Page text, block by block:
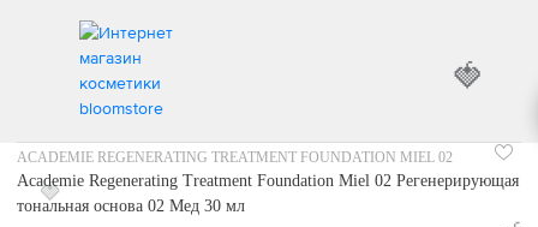
ACADEMIE REGENERATING TREATMENT FOUNDATION MIEL 02
Academie Regenerating Treatment Foundation Miel 02 Регенерирующая
тональная основа 02 Мед 30 мл
🍓
🍓